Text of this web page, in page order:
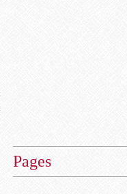
Pages